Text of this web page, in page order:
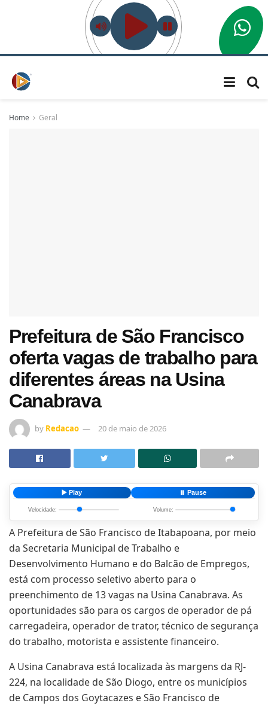
Home Geral
Prefeitura de São Francisco
oferta vagas de trabalho para
diferentes áreas na Usina
Canabrava
by Redacao 20 de maio de 2026
▶️ Play ⏸️ Pause
Velocidade: Volume:
A Prefeitura de São Francisco de Itabapoana, por meio
da Secretaria Municipal de Trabalho e
Desenvolvimento Humano e do Balcão de Empregos,
está com processo seletivo aberto para o
preenchimento de 13 vagas na Usina Canabrava. As
oportunidades são para os cargos de operador de pá
carregadeira, operador de trator, técnico de segurança
do trabalho, motorista e assistente financeiro.
A Usina Canabrava está localizada às margens da RJ-
224, na localidade de São Diogo, entre os municípios
de Campos dos Goytacazes e São Francisco de